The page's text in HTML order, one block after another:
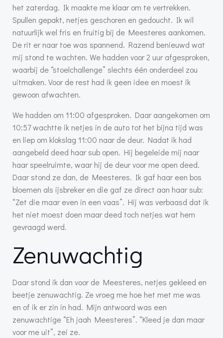
het zaterdag. Ik maakte me klaar om te vertrekken.
Spullen gepakt, netjes geschoren en gedoucht. Ik wil
natuurlijk wel fris en fruitig bij de Meesteres aankomen.
De rit er naar toe was spannend. Razend benieuwd wat
mij stond te wachten. We hadden voor 2 uur afgesproken,
waarbij de “stoelchallenge” slechts één onderdeel zou
uitmaken. Voor de rest had ik geen idee en moest ik
gewoon afwachten.
We hadden om 11:00 afgesproken. Daar aangekomen om
10:57 wachtte ik netjes in de auto tot het bijna tijd was
en liep om klokslag 11:00 naar de deur. Nadat ik had
aangebeld deed haar sub open. Hij begeleide mij naar
haar speelruimte, waar hij de deur voor me open deed.
Daar stond ze dan, de Meesteres. Ik gaf haar een bos
bloemen als ijsbreker en die gaf ze direct aan haar sub:
“Zet die maar even in een vaas”. Hij was verbaasd dat ik
het niet moest doen maar deed toch netjes wat hem
gevraagd werd.
Zenuwachtig
Daar stond ik dan voor de Meesteres, netjes gekleed en
beetje zenuwachtig. Ze vroeg me hoe het met me was
en of ik er zin in had. Mijn antwoord was een
zenuwachtige “Eh jaah Meesteres”. “Kleed je dan maar
voor me uit”, zei ze.